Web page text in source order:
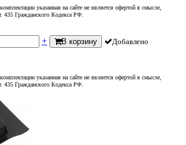
указанная на сайте не является офертой в смысле,
435 Гражданского Кодекса РФ.
+ В корзину Добавлено
указанная на сайте не является офертой в смысле,
435 Гражданского Кодекса РФ.